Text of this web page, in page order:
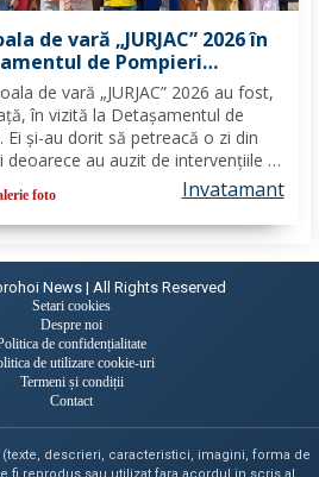
de vară „JURJAC” 2026 în
de Pompieri
de vară „JURJAC” 2026 au fost,
în vizită la Detașamentul de
și-au dorit să petreacă o zi din
deoarece au auzit de intervențiile la
de oamenii pe care i-au ajutat de-
foto Invatamant
News | All Rights Reserved
Setari cookies
Despre noi
de confidențialitate
de utilizare cookie-uri
Termeni și condiții
Contact
descrieri, caracteristici, imagini, forma de